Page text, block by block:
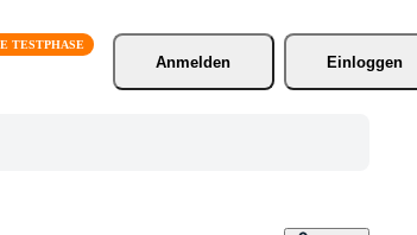
Anmelden
Einloggen